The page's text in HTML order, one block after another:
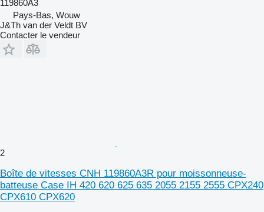
119860A3
Pays-Bas, Wouw
J&Th van der Veldt BV
Contacter le vendeur
2
Boîte de vitesses CNH 119860A3R pour moissonneuse-
batteuse Case IH 420 620 625 635 2055 2155 2555 CPX240
CPX610 CPX620